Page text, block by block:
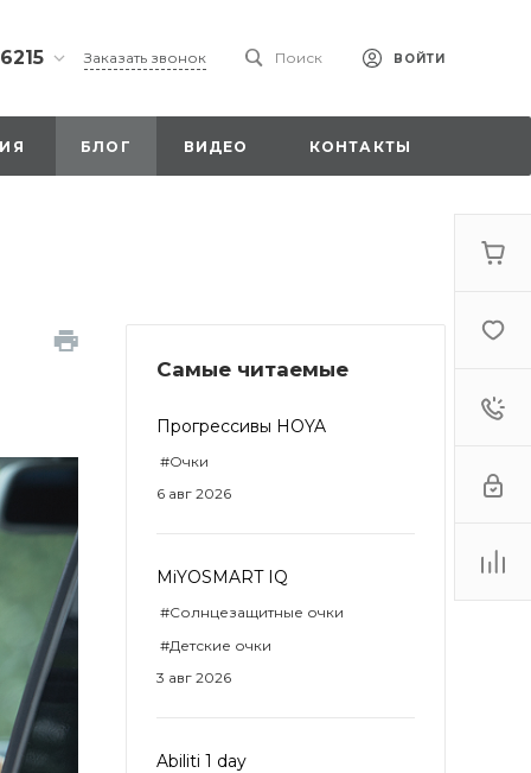
со
IV-
Заказать звонок Поиск ВОЙТИ
БЛОГ ВИДЕО КОНТАКТЫ
Самые читаемые
Прогрессивы HOYA
#Очки
6 авг 2026
MiYOSMART IQ
#Солнцезащитные очки
#Детские очки
3 авг 2026
Abiliti 1 day